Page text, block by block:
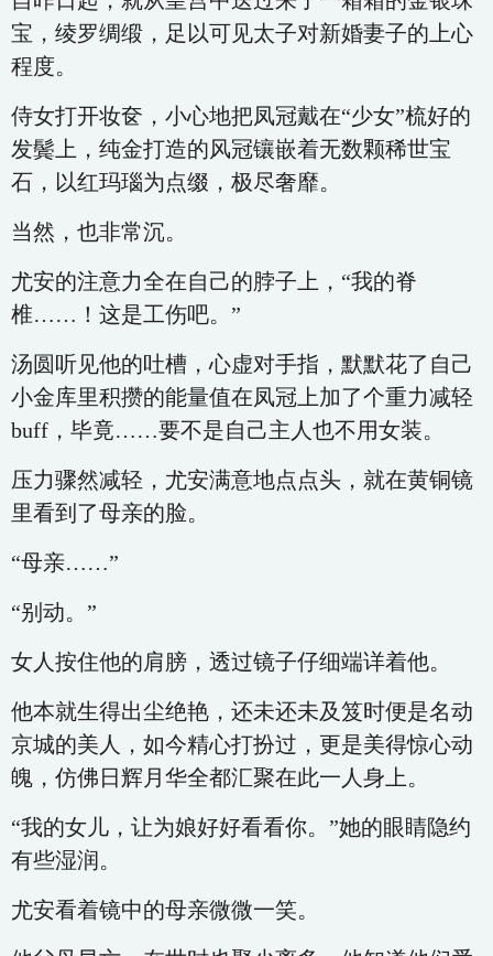
宝，绫罗绸缎，足以可见太子对新婚妻子的上心
程度。
侍女打开妆奁，小心地把凤冠戴在“少女”梳好的
发鬓上，纯金打造的风冠镶嵌着无数颗稀世宝
石，以红玛瑙为点缀，极尽奢靡。
当然，也非常沉。
尤安的注意力全在自己的脖子上，“我的脊
椎……！这是工伤吧。”
汤圆听见他的吐槽，心虚对手指，默默花了自己
小金库里积攒的能量值在凤冠上加了个重力减轻
buff，毕竟……要不是自己主人也不用女装。
压力骤然减轻，尤安满意地点点头，就在黄铜镜
里看到了母亲的脸。
“母亲……”
“别动。”
女人按住他的肩膀，透过镜子仔细端详着他。
他本就生得出尘绝艳，还未还未及笈时便是名动
京城的美人，如今精心打扮过，更是美得惊心动
魄，仿佛日辉月华全都汇聚在此一人身上。
“我的女儿，让为娘好好看看你。”她的眼睛隐约
有些湿润。
尤安看着镜中的母亲微微一笑。